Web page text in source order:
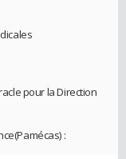
pour la Direction
: